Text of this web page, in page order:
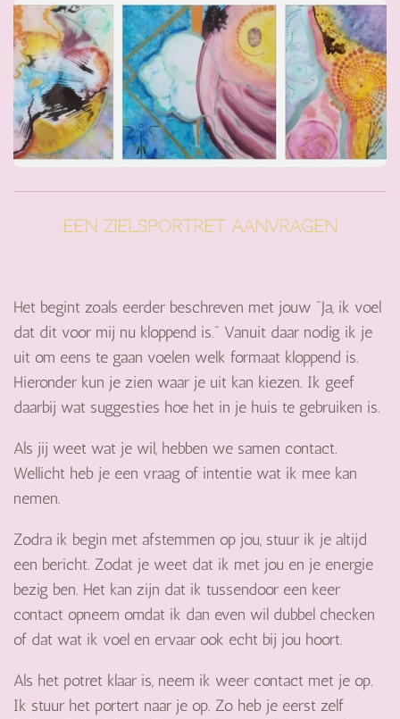
Een zielsportret aanvragen
Het begint zoals eerder beschreven met jouw "Ja, ik voel
dat dit voor mij nu kloppend is." Vanuit daar nodig ik je
uit om eens te gaan voelen welk formaat kloppend is.
Hieronder kun je zien waar je uit kan kiezen. Ik geef
daarbij wat suggesties hoe het in je huis te gebruiken is.
Als jij weet wat je wil, hebben we samen contact.
Wellicht heb je een vraag of intentie wat ik mee kan
nemen.
Zodra ik begin met afstemmen op jou, stuur ik je altijd
een bericht. Zodat je weet dat ik met jou en je energie
bezig ben. Het kan zijn dat ik tussendoor een keer
contact opneem omdat ik dan even wil dubbel checken
of dat wat ik voel en ervaar ook echt bij jou hoort.
Als het potret klaar is, neem ik weer contact met je op.
Ik stuur het portert naar je op. Zo heb je eerst zelf